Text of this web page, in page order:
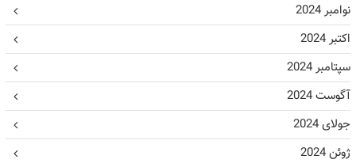
نوامبر 2024
اکتبر 2024
سپتامبر 2024
آگوست 2024
جولای 2024
ژوئن 2024